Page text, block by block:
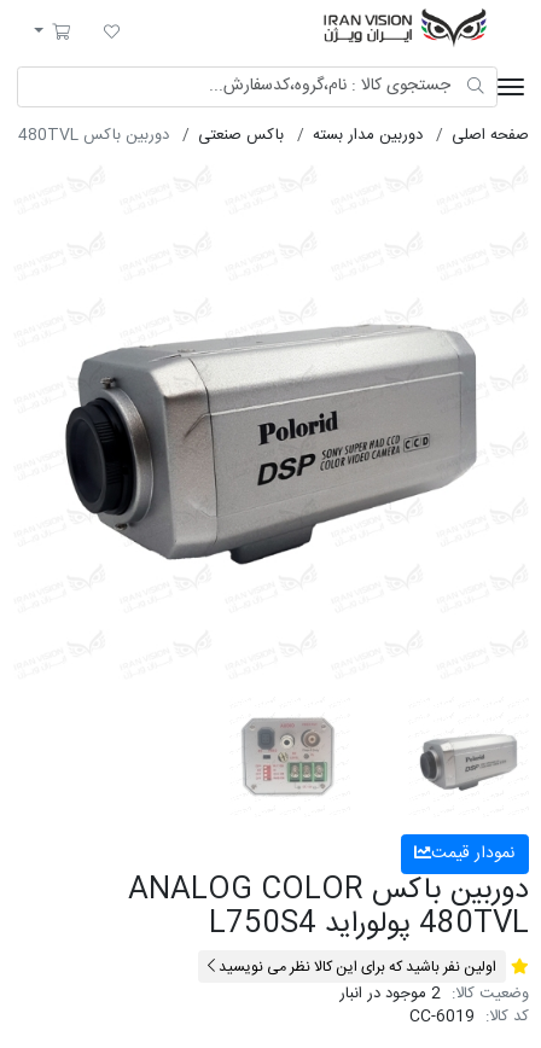
لیست مورد علاقه
سبد خرید
صفحه اصلی دوربین مدار بسته باکس صنعتی دوربین باکس ANALOG COLOR 480TVL پولوراید L750S4
نمودار قیمت
دوربین باکس ANALOG COLOR
480TVL پولوراید L750S4
اولین نفر باشید که برای این کالا نظر می نویسید
وضعیت کالا: 2 موجود در انبار
کد کالا: CC-6019